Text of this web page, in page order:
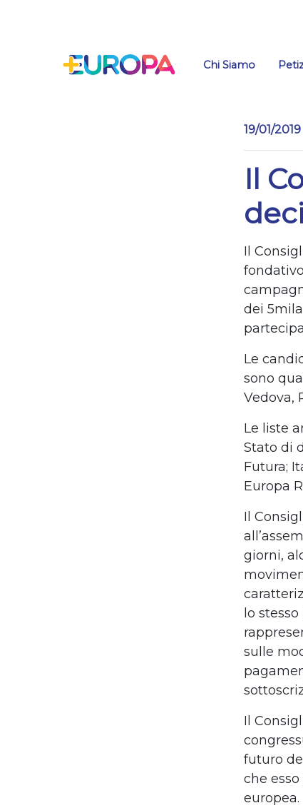
Chi Siamo
19/01/2019
Il
Il
dei
Le
sono
Vedova,
Le liste
Stato di
Futura;
Europa
Il
giorni,
lo
sulle
Il
futuro
che
europea.